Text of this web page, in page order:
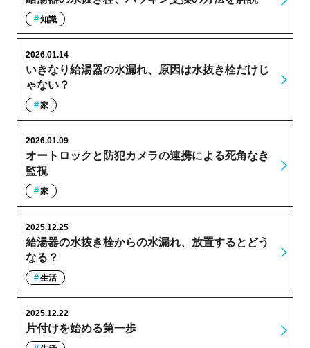
知識
いきなり給湯器の水漏れ、原因は水抜き栓だけじ
ゃない？
2026.01.14
家
オートロックと防犯カメラの連携による死角なき
監視
2026.01.09
家
給湯器の水抜き栓からの水漏れ、放置するとどう
なる？
2025.12.25
生活
片付けを始める第一歩
2025.12.22